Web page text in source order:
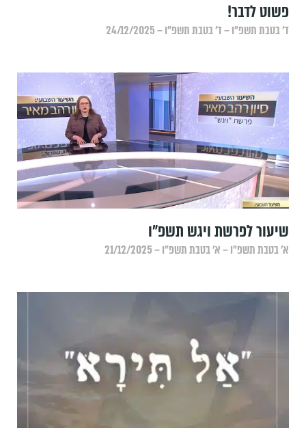
פשוט לדבר!
ד׳ בטבת תשפ״ו – ד׳ בטבת תשפ״ו – 24/12/2025
שיעור לפרשת ויגש תשפ"ו
א׳ בטבת תשפ״ו – א׳ בטבת תשפ״ו – 21/12/2025